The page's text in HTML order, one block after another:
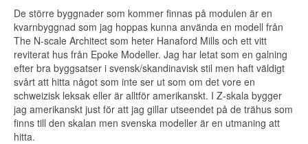
De större byggnader som kommer finnas på modulen är en
kvarnbyggnad som jag hoppas kunna använda en modell från
The N-scale Architect som heter Hanaford Mills och ett vitt
reviterat hus från Epoke Modeller. Jag har letat som en galning
efter bra byggsatser i svensk/skandinavisk stil men haft väldigt
svårt att hitta något som inte ser ut som om det vore en
schweizisk leksak eller är alltför amerikanskt. I Z-skala bygger
jag amerikanskt just för att jag gillar utseendet på de trähus som
finns till den skalan men svenska modeller är en utmaning att
hitta.